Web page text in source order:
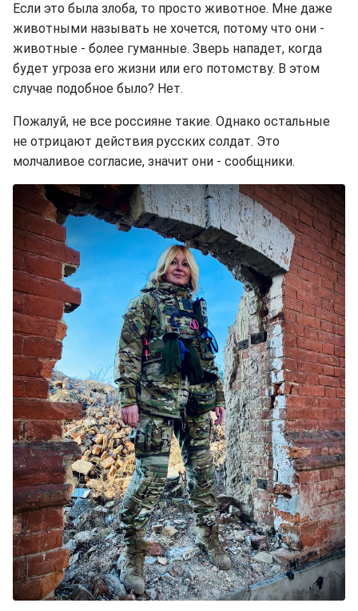
Если это была злоба, то просто животное. Мне даже
животными называть не хочется, потому что они -
животные - более гуманные. Зверь нападет, когда
будет угроза его жизни или его потомству. В этом
случае подобное было? Нет.
Пожалуй, не все россияне такие. Однако остальные
не отрицают действия русских солдат. Это
молчаливое согласие, значит они - сообщники.